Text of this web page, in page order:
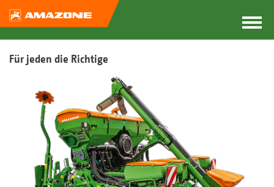
Für jeden die Richtige